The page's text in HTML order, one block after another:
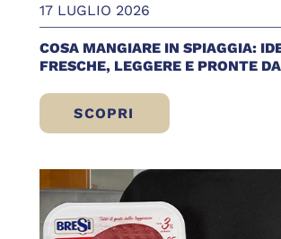
17 LUGLIO 2026
COSA MANGIARE IN SPIAGGIA:
FRESCHE, LEGGERE E PRONTE
SCOPRI
COSA MANGIARE IN